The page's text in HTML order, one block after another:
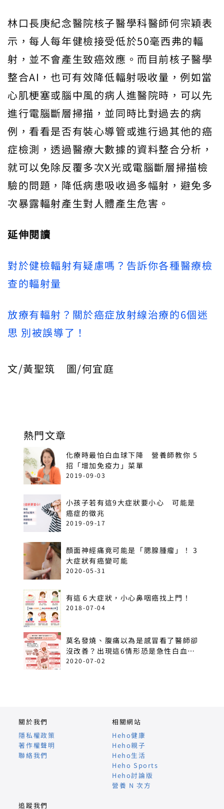
林口長庚紀念醫院核子醫學科醫師何宗穎表
示，每人每年健檢接受低於50毫西弗的輻
射，並不會產生致癌效應。而目前核子醫學
整合AI，也可有效降低輻射吸收量，例如當
心肌梗塞或腦中風的病人進醫院時，可以先
進行電腦斷層掃描，並同時比對過去的病
例，看看是否有裝心導管或進行過其他的癌
症檢測，透過醫療大數據的資料整合分析，
就可以免除反覆多次X光或電腦斷層掃描檢
驗的問題，降低病患吸收過多幅射，避免多
次暴露輻射產生對人體產生危害。
延伸閱讀
對於健檢輻射有疑慮嗎？告訴你各種醫療檢
查的輻射量
放療有輻射？關於癌症放射線治療的6個迷
思 別被誤導了！
文/黃聖筑 圖/何宜庭
熱門文章
化療時最怕白血球下降 營養師教你 5
招「增加免疫力」菜單
2019-09-03
小孩子若有這9大症狀要小心 可能是
癌症的徵兆
2019-09-17
顏面神經痛竟可能是「腮腺腫瘤」！ 3
大症狀有癌變可能
2020-05-31
有這６大症狀，小心鼻咽癌找上門！
2018-07-04
莫名發燒、腹痛以為是感冒看了醫師卻
沒改善？出現這6情形恐是急性白血
病！
2020-07-02
關於我們
隱私權政策
著作權聲明
聯絡我們
相關網站
Heho健康
Heho親子
Heho生活
Heho Sports
Heho討論版
營養 N 次方
追蹤我們